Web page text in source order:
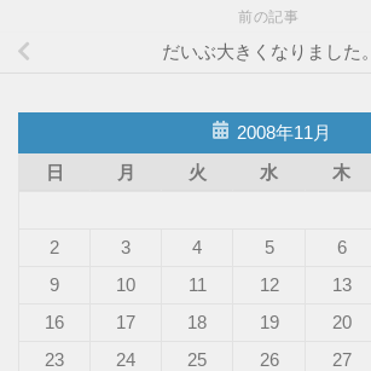
前の記事
だいぶ大きくなりました。
2008年11月
日
月 火 水 木
2
3 4 5 6
9
10 11 12 13
16
17 18 19 20
23
24 25 26 27